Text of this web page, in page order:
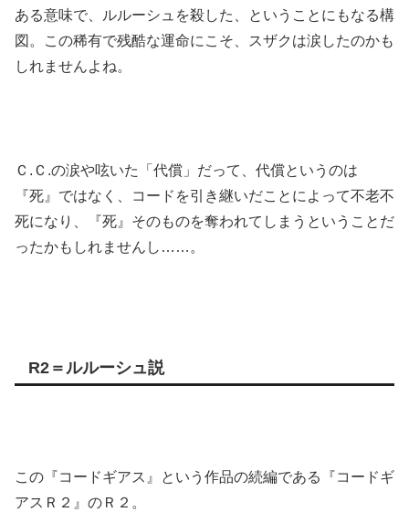
ある意味で、ルルーシュを殺した、ということにもなる構
図。この稀有で残酷な運命にこそ、スザクは涙したのかも
しれませんよね。
Ｃ.Ｃ.の涙や呟いた「代償」だって、代償というのは
『死』ではなく、コードを引き継いだことによって不老不
死になり、『死』そのものを奪われてしまうということだ
ったかもしれませんし……。
R2＝ルルーシュ説
この『コードギアス』という作品の続編である『コードギ
アスＲ２』のＲ２。